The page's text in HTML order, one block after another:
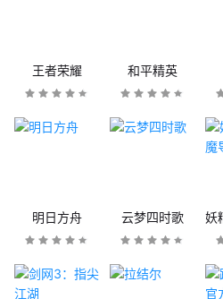
王者荣耀 和平精英
明日方舟 云梦四时歌